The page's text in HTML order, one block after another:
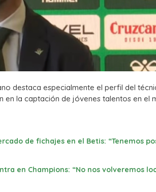
destaca especialmente el perfil del
en la captación de jóvenes talentos en el
de fichajes en el Betis: “Tenemos
en Champions: “No nos volveremos